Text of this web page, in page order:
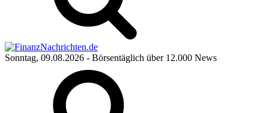
Sonntag, 09.08.2026 - Börsentäglich über 12.000 News